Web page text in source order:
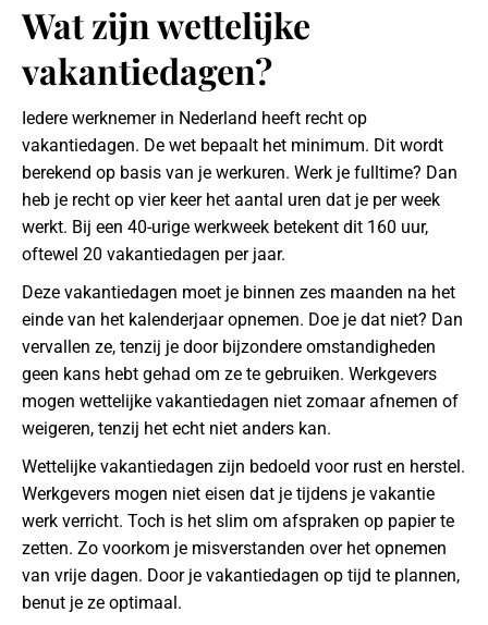
Wat zijn wettelijke
vakantiedagen?
Iedere werknemer in Nederland heeft recht op
vakantiedagen. De wet bepaalt het minimum. Dit wordt
berekend op basis van je werkuren. Werk je fulltime? Dan
heb je recht op vier keer het aantal uren dat je per week
werkt. Bij een 40-urige werkweek betekent dit 160 uur,
oftewel 20 vakantiedagen per jaar.
Deze vakantiedagen moet je binnen zes maanden na het
einde van het kalenderjaar opnemen. Doe je dat niet? Dan
vervallen ze, tenzij je door bijzondere omstandigheden
geen kans hebt gehad om ze te gebruiken. Werkgevers
mogen wettelijke vakantiedagen niet zomaar afnemen of
weigeren, tenzij het echt niet anders kan.
Wettelijke vakantiedagen zijn bedoeld voor rust en herstel.
Werkgevers mogen niet eisen dat je tijdens je vakantie
werk verricht. Toch is het slim om afspraken op papier te
zetten. Zo voorkom je misverstanden over het opnemen
van vrije dagen. Door je vakantiedagen op tijd te plannen,
benut je ze optimaal.